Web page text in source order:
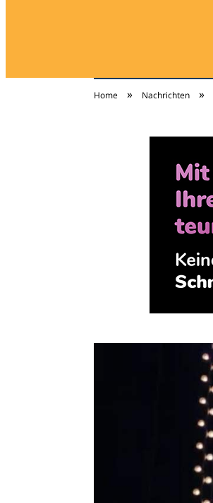
Home » Nachrichten »